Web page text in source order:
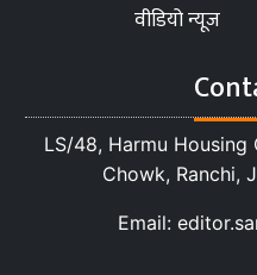
वीडियो न्यूज
LS/48, Harmu
Chowk, Ranchi,
Email: